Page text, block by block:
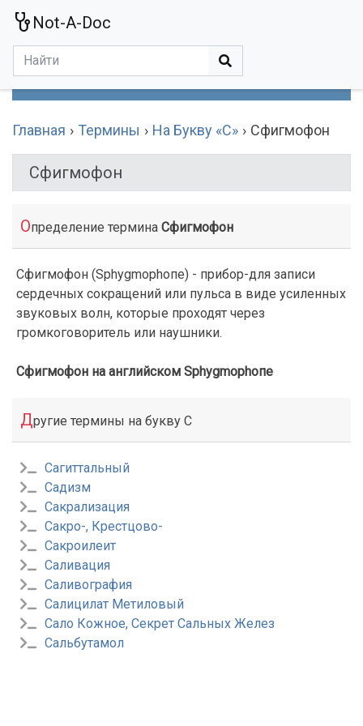
Not-A-Doc
Главная Термины На Букву «С» Сфигмофон
Сфигмофон
Определение термина Сфигмофон
Сфигмофон (Sphygmophoпе) - прибор-для записи
сердечных сокращений или пульса в виде усиленных
звуковых волн, которые проходят через
громкоговоритель или наушники.
Сфигмофон на английском Sphygmophoпе
Другие термины на букву С
Сагиттальный
Садизм
Сакрализация
Сакро-, Крестцово-
Сакроилеит
Саливация
Саливография
Салицилат Метиловый
Сало Кожное, Секрет Сальных Желез
Сальбутамол